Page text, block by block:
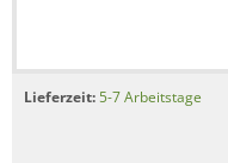
Lieferzeit:5-7 Arbeitstage